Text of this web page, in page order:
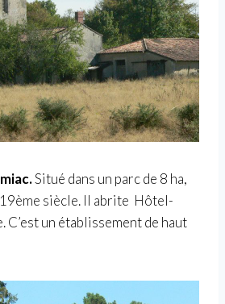
Situé dans un parc de 8 ha,
19ème siècle. Il abrite Hôtel-
C’est un établissement de haut